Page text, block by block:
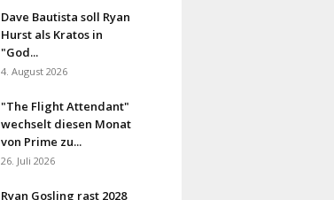
Dave Bautista soll Ryan
Hurst als Kratos in
"God...
4. August 2026
"The Flight Attendant"
wechselt diesen Monat
von Prime zu...
26. Juli 2026
Ryan Gosling rast 2028